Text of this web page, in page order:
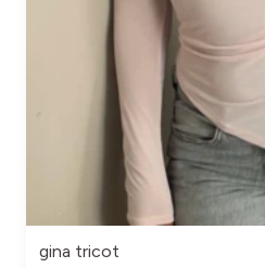
gina tricot